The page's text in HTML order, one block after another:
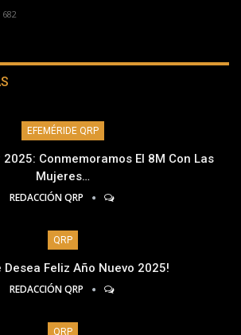
EFEMÉRIDE QRP
2025: Conmemoramos El 8M Con Las
Mujeres…
REDACCIÓN QRP
QRP
Desea Feliz Año Nuevo 2025!
REDACCIÓN QRP
QRP